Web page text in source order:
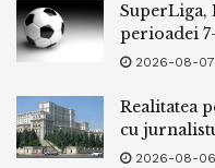
SuperLiga,
perioadei
2026-08-07
Realitatea
cu
2026-08-06